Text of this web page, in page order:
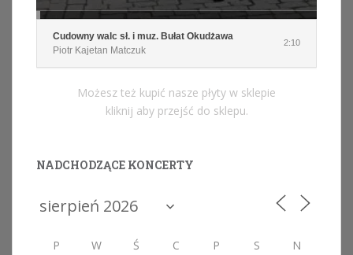
Cudowny walc sł. i muz. Bułat Okudżawa
Piotr Kajetan Matczuk
2:10
Możesz też kupić nasze płyty w sklepie
kliknij aby przejść do sklepu.
NADCHODZĄCE KONCERTY
P W Ś C P S N